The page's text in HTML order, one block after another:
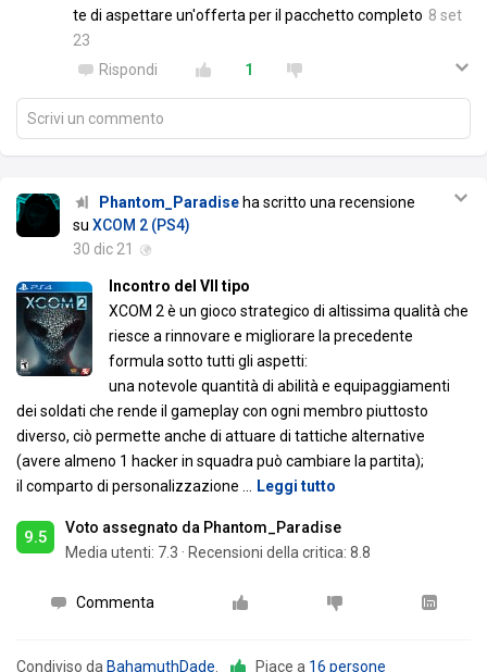
te di aspettare un'offerta per il pacchetto completo 8 set
23
Rispondi
1
Scrivi un commento
Phantom_Paradiseha scritto una recensione
su XCOM 2 (PS4)
30 dic 21
Incontro del VII tipo
XCOM 2 è un gioco strategico di altissima qualità che
riesce a rinnovare e migliorare la precedente
formula sotto tutti gli aspetti:
una notevole quantità di abilità e equipaggiamenti
dei soldati che rende il gameplay con ogni membro piuttosto
diverso, ciò permette anche di attuare di tattiche alternative
(avere almeno 1 hacker in squadra può cambiare la partita);
il comparto di personalizzazione
Leggi tutto
9.5
Voto assegnato da Phantom_Paradise
Media utenti: 7.3 · Recensioni della critica: 8.8
Commenta
Condiviso da BahamuthDade Piace a 16 persone